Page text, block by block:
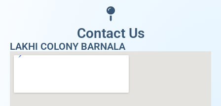
Contact Us
LAKHI COLONY BARNALA